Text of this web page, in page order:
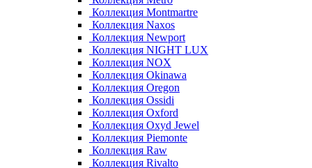
Коллекция Montmartre
Коллекция Naxos
Коллекция Newport
Коллекция NIGHT LUX
Коллекция NOX
Коллекция Okinawa
Коллекция Oregon
Коллекция Ossidi
Коллекция Oxford
Коллекция Oxyd Jewel
Коллекция Piemonte
Коллекция Raw
Коллекция Rivalto